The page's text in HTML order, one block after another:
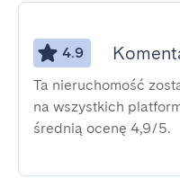
4.9
Ta nieruchomość
na wszystkich
średnią ocenę 4,9/5.